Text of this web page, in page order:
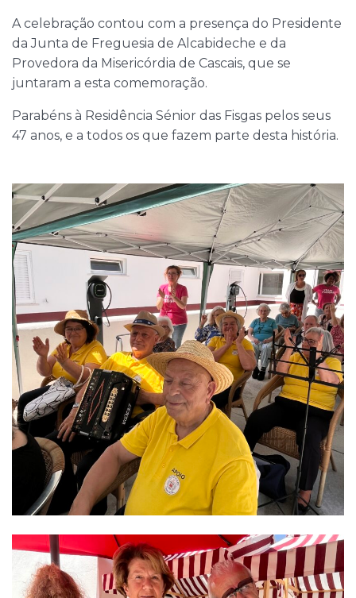
A celebração contou com a presença do Presidente
da Junta de Freguesia de Alcabideche e da
Provedora da Misericórdia de Cascais, que se
juntaram a esta comemoração.
Parabéns à Residência Sénior das Fisgas pelos seus
47 anos, e a todos os que fazem parte desta história.